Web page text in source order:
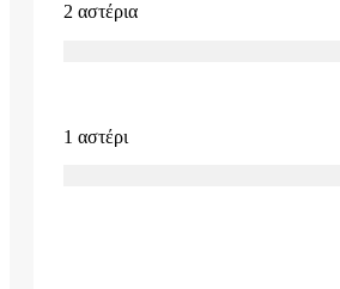
2 αστέρια
1 αστέρι